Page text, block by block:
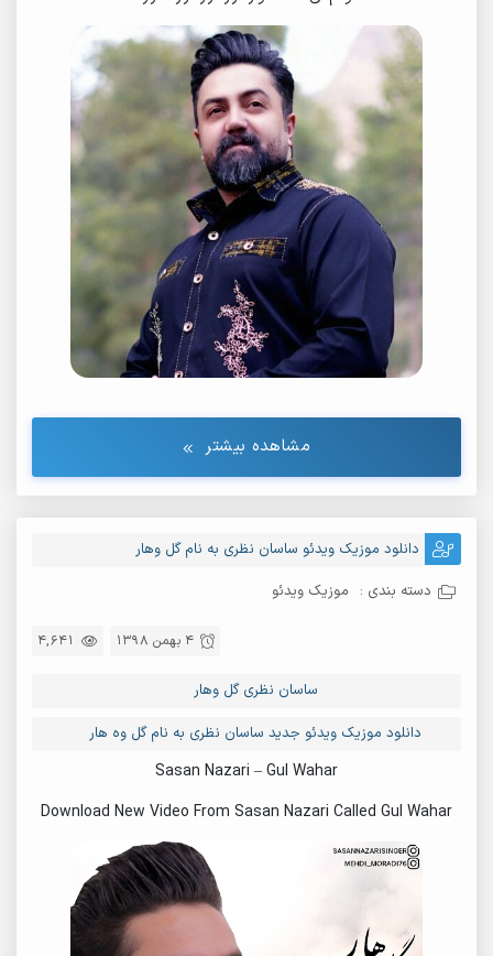
مشاهده بیشتر
دانلود موزیک ویدئو ساسان نظری به نام گل وهار
دسته بندی : موزیک ویدئو
4,641 4 بهمن 1398
ساسان نظری گل وهار
دانلود موزیک ویدئو جدید ساسان نظری به نام گل وه هار
Sasan Nazari – Gul Wahar
Download New Video From Sasan Nazari Called Gul Wahar